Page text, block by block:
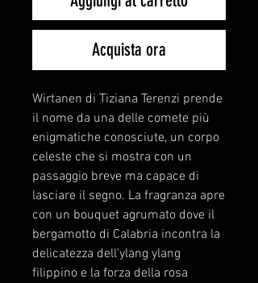
Acquista ora
Wirtanen di Tiziana Terenzi prende
il nome da una delle comete più
enigmatiche conosciute, un corpo
celeste che si mostra con un
passaggio breve ma capace di
lasciare il segno. La fragranza apre
con un bouquet agrumato dove il
bergamotto di Calabria incontra la
delicatezza dell'ylang ylang
filippino e la forza della rosa